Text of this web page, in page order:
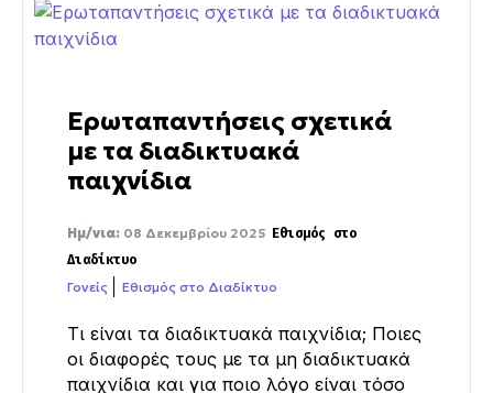
Ερωταπαντήσεις σχετικά
με τα διαδικτυακά
παιχνίδια
Ημ/νια: 08 Δεκεμβρίου 2025 Εθισμός στο
Διαδίκτυο
Γονείς Εθισμός στο Διαδίκτυο
Τι είναι τα διαδικτυακά παιχνίδια; Ποιες
οι διαφορές τους με τα μη διαδικτυακά
παιχνίδια και για ποιο λόγο είναι τόσο